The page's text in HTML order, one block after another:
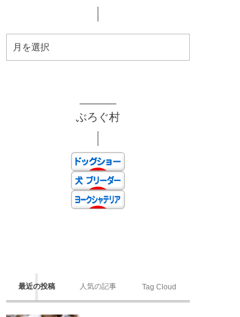
ぶろぐ村
最近の投稿 人気の記事 Tag Cloud